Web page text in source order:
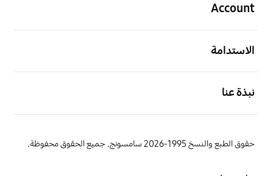
Account
الاستدامة
نبذة عنا
حقوق الطبع والنسخ 1995-2026 سامسونج. جميع الحقوق محفوظة.